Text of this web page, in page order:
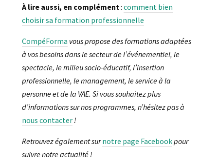
À lire aussi, en complément : comment bien
choisir sa formation professionnelle
CompéForma vous propose des formations adaptées
à vos besoins dans le secteur de l’événementiel, le
spectacle, le milieu socio-éducatif, l’insertion
professionnelle, le management, le service à la
personne et de la VAE. Si vous souhaitez plus
d’informations sur nos programmes, n’hésitez pas à
nous contacter!
Retrouvez également surnotre page Facebookpour
suivre notre actualité !